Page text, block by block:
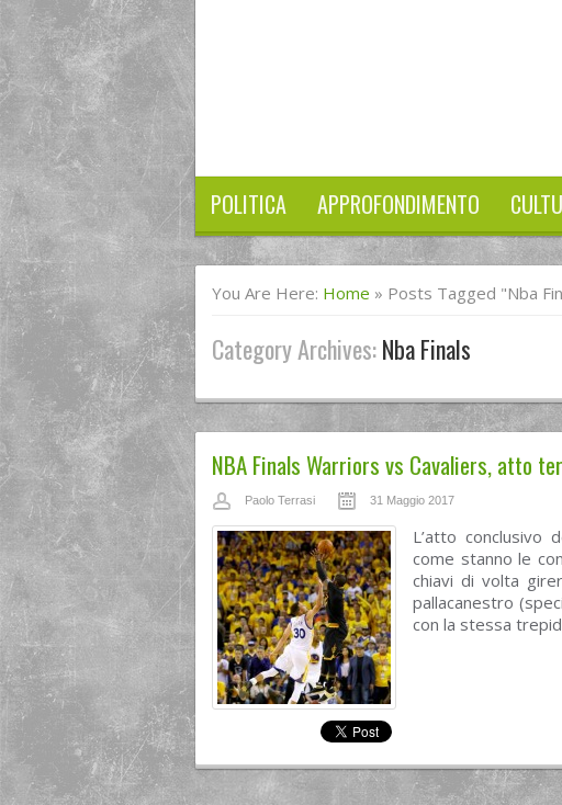
POLITICA APPROFONDIMENTO
You Are Here: Home » Posts Tagged "nba
Category Archives:Nba Finals
NBA Finals Warriors vs Cavaliers, atto
Paolo Terrasi 31 Maggio 2017
L’atto conclusivo
come stanno le
chiavi di volta
pallacanestro
con la stessa